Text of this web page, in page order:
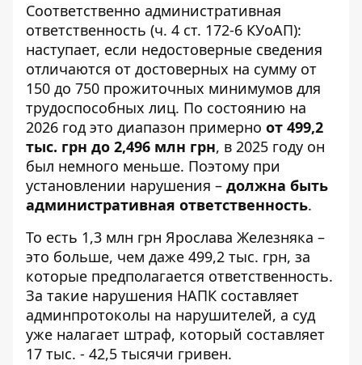
Соответственно административная
ответственность (ч. 4 ст. 172-6 КУоАП):
наступает, если недостоверные сведения
отличаются от достоверных на сумму от
150 до 750 прожиточных минимумов для
трудоспособных лиц. По состоянию на
2026 год это диапазон примерно от 499,2
тыс. грн до 2,496 млн грн, в 2025 году он
был немного меньше. Поэтому при
установлении нарушения – должна быть
административная ответственность.
То есть 1,3 млн грн Ярослава Железняка –
это больше, чем даже 499,2 тыс. грн, за
которые предполагается ответственность.
За такие нарушения НАПК составляет
админпротоколы на нарушителей, а суд
уже налагает штраф, который составляет
17 тыс. - 42,5 тысячи гривен.